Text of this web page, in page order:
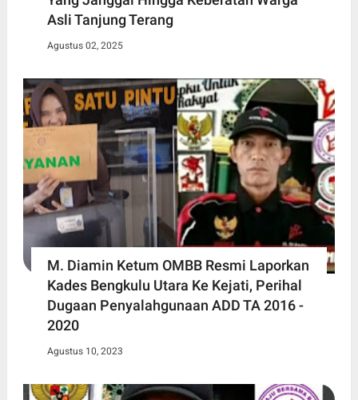
Asli Tanjung Terang
Agustus 02, 2025
M. Diamin Ketum OMBB Resmi Laporkan
Kades Bengkulu Utara Ke Kejati, Perihal
Dugaan Penyalahgunaan ADD TA 2016 -
2020
Agustus 10, 2023